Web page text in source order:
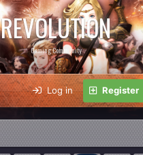
REVOLUTION
Gaming Community
Log in Register